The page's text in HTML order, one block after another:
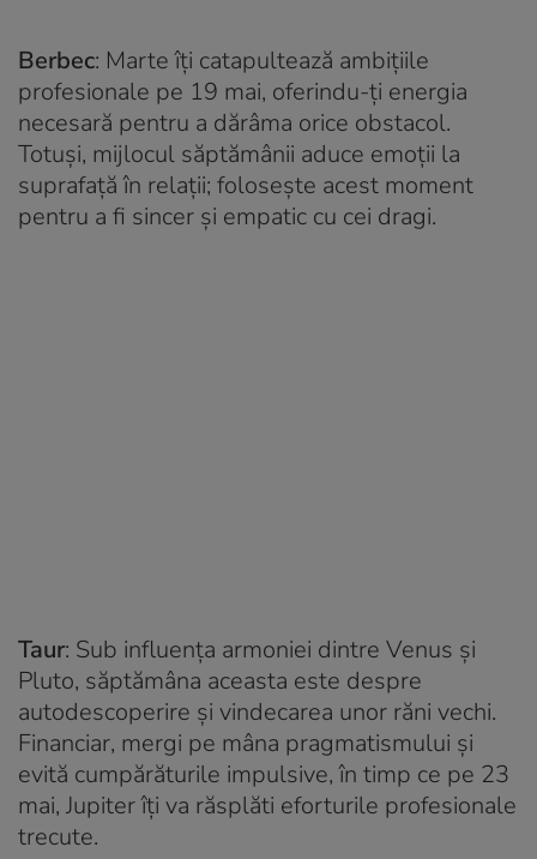
Berbec: Marte îți catapultează ambițiile
profesionale pe 19 mai, oferindu-ți energia
necesară pentru a dărâma orice obstacol.
Totuși, mijlocul săptămânii aduce emoții la
suprafață în relații; folosește acest moment
pentru a fi sincer și empatic cu cei dragi.
Taur: Sub influența armoniei dintre Venus și
Pluto, săptămâna aceasta este despre
autodescoperire și vindecarea unor răni vechi.
Financiar, mergi pe mâna pragmatismului și
evită cumpărăturile impulsive, în timp ce pe 23
mai, Jupiter îți va răsplăti eforturile profesionale
trecute.